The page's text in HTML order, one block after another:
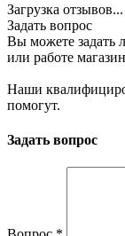
Загрузка отзывов...
Задать вопрос
Вы можете задать
или работе
Наши
помогут.
Задать вопрос